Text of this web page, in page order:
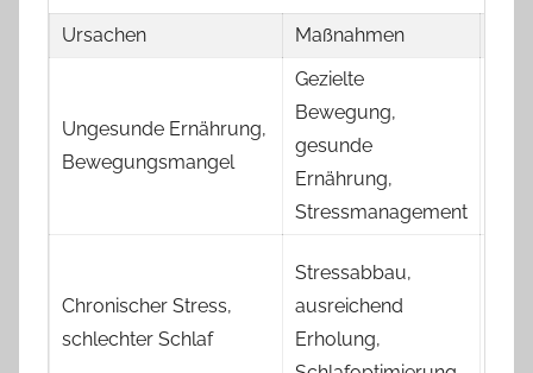
Ursachen Maßnahmen
Ungesunde Ernährung,
Bewegungsmangel
Gezielte
Bewegung,
gesunde
Ernährung,
Stressmanagement
Chronischer Stress,
schlechter Schlaf
Stressabbau,
ausreichend
Erholung,